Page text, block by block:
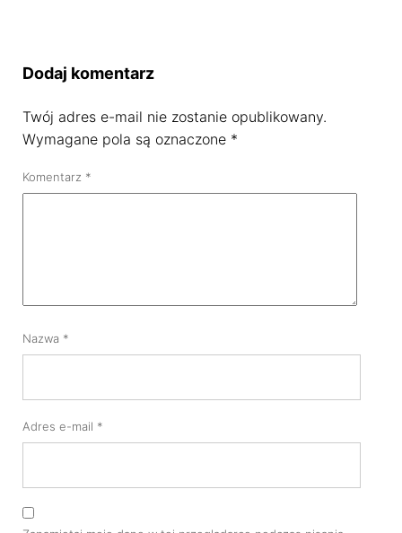
Dodaj komentarz
Twój adres e-mail nie zostanie opublikowany.
Wymagane pola są oznaczone *
Komentarz *
Nazwa *
Adres e-mail *